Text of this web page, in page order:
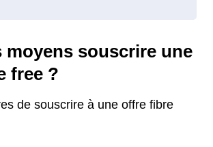
moyens souscrire une
free ?
de souscrire à une offre fibre